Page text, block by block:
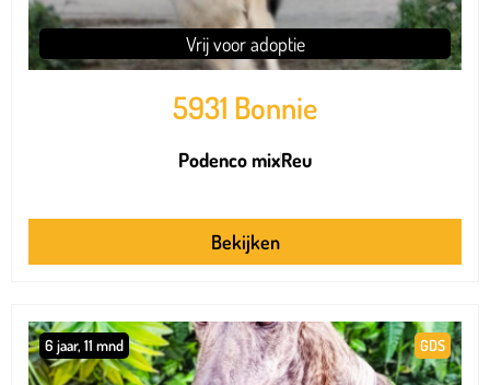
Vrij voor adoptie
5931 Bonnie
Podenco mixReu
Bekijken
GDS
6 jaar, 11 mnd